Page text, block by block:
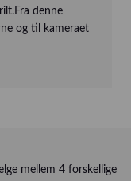
denne
og til kameraet
mellem 4 forskellige